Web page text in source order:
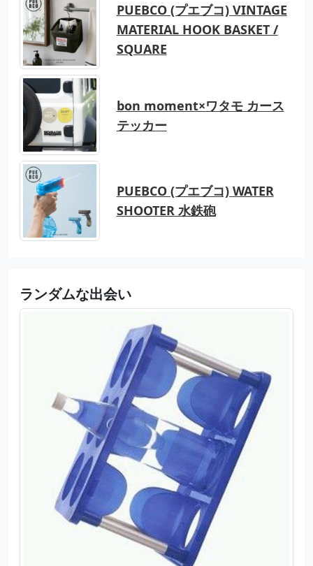
PUEBCO (プエブコ) VINTAGE
MATERIAL HOOK BASKET /
SQUARE
bon moment×ワタモ カース
テッカー
PUEBCO (プエブコ) WATER
SHOOTER 水鉄砲
ランダムな出会い